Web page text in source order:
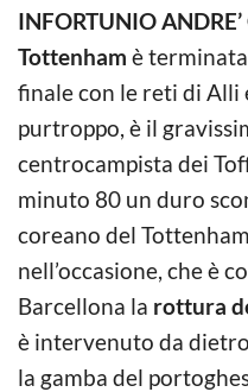
INFORTUNIO
Tottenham è
finale con le reti di Alli
purtroppo, è il
centrocampista dei
minuto 80 un duro
coreano del Tottenham
nell’occasione, che è
Barcellona la rottura
è intervenuto da
la gamba del